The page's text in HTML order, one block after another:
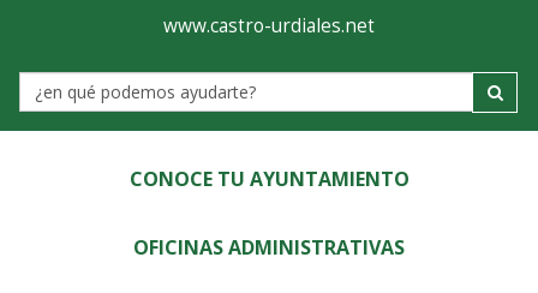
Ayuntamiento
de
Castro-
Urdiales
www.castro-urdiales.net
Label
CONOCE TU AYUNTAMIENTO
OFICINAS ADMINISTRATIVAS